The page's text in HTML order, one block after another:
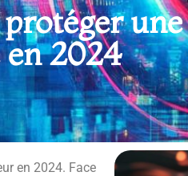
en 2024
en 2024. Face